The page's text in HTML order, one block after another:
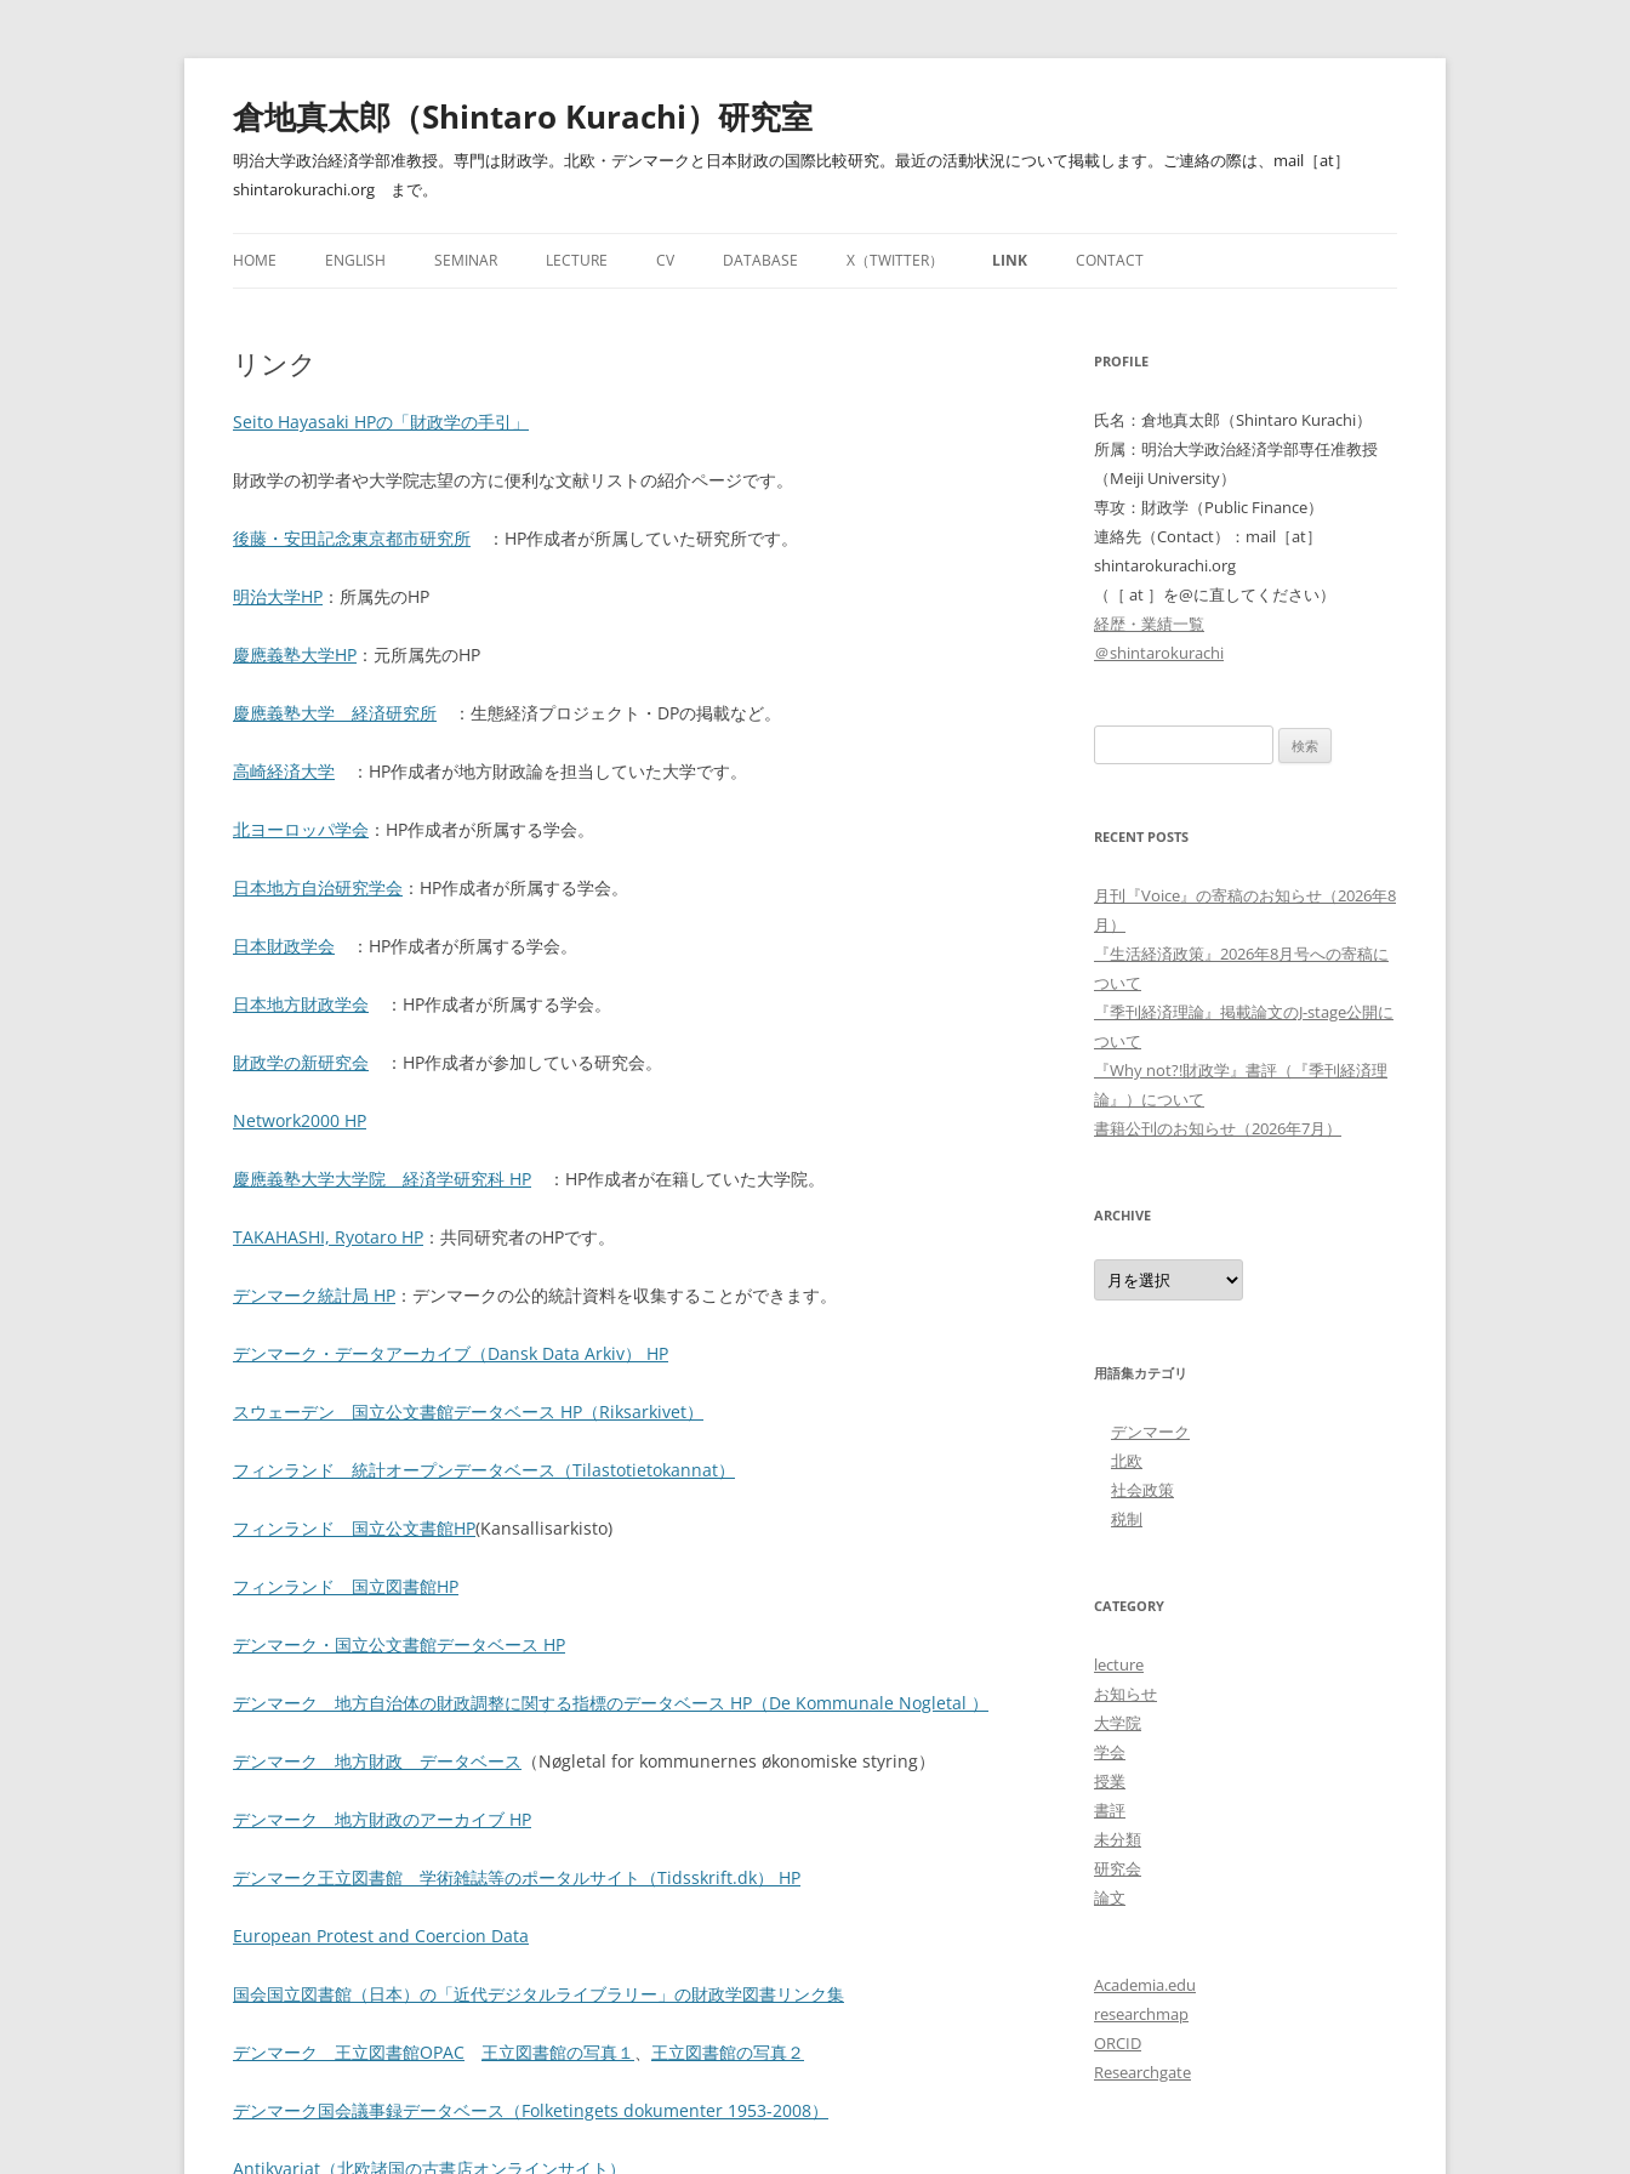
コ
テ
ン
ツ
へ
ス
キ
ッ
倉地真太郎（Shintaro Kurachi）研究室
明治大学政治経済学部准教授。専門は財政学。北欧・デンマークと日本財政の国際比較研究。最近の活動状況について掲載します。ご連絡の際は、mail［at］
shintarokurachi.org まで。
HOME ENGLISH SEMINAR LECTURE CV DATABASE X（TWITTER） LINK CONTACT
リンク
Seito Hayasaki HPの「財政学の手引」
財政学の初学者や大学院志望の方に便利な文献リストの紹介ページです。
後藤・安田記念東京都市研究所 ：HP作成者が所属していた研究所です。
明治大学HP ：所属先のHP
慶應義塾大学HP ：元所属先のHP
慶應義塾大学 経済研究所 ：生態経済プロジェクト・DPの掲載など。
高崎経済大学 ：HP作成者が地方財政論を担当していた大学です。
北ヨーロッパ学会 ：HP作成者が所属する学会。
日本地方自治研究学会 ：HP作成者が所属する学会。
日本財政学会 ：HP作成者が所属する学会。
日本地方財政学会 ：HP作成者が所属する学会。
財政学の新研究会 ：HP作成者が参加している研究会。
Network2000 HP
慶應義塾大学大学院 経済学研究科 HP ：HP作成者が在籍していた大学院。
TAKAHASHI, Ryotaro HP ：共同研究者のHPです。
デンマーク統計局 HP ：デンマークの公的統計資料を収集することができます。
デンマーク・データアーカイブ（Dansk Data Arkiv） HP
スウェーデン 国立公文書館データベース HP（Riksarkivet）
フィンランド 統計オープンデータベース（Tilastotietokannat）
フィンランド 国立公文書館HP(Kansallisarkisto)
フィンランド 国立図書館HP
デンマーク・国立公文書館データベース HP
デンマーク 地方自治体の財政調整に関する指標のデータベース HP（De Kommunale Nogletal ）
デンマーク 地方財政 データベース （Nøgletal for kommunernes økonomiske styring）
デンマーク 地方財政のアーカイブ HP
デンマーク王立図書館 学術雑誌等のポータルサイト（Tidsskrift.dk） HP
European Protest and Coercion Data
国会国立図書館（日本）の「近代デジタルライブラリー」の財政学図書リンク集
デンマーク 王立図書館OPAC 王立図書館の写真１ 、 王立図書館の写真２
デンマーク国会議事録データベース（Folketingets dokumenter 1953-2008）
Antikvariat（北欧諸国の古書店オンラインサイト）
PROFILE
氏名：倉地真太郎（Shintaro Kurachi）
所属：明治大学政治経済学部専任准教授
（Meiji University）
専攻：財政学（Public Finance）
連絡先（Contact）：mail［at］
shintarokurachi.org
（［ at ］を@に直してください）
経歴・業績一覧
＠shintarokurachi
索:
RECENT POSTS
月刊『Voice』の寄稿のお知らせ（2026年8
月）
『生活経済政策』2026年8月号への寄稿に
ついて
『季刊経済理論』掲載論文のJ-stage公開に
ついて
『Why not?!財政学』書評（『季刊経済理
論』）について
書籍公刊のお知らせ（2026年7月）
ARCHIVE
Archive
用語集カテゴリ
デンマーク
北欧
社会政策
税制
CATEGORY
lecture
お知らせ
大学院
学会
授業
書評
未分類
研究会
論文
Academia.edu
researchmap
ORCID
Researchgate